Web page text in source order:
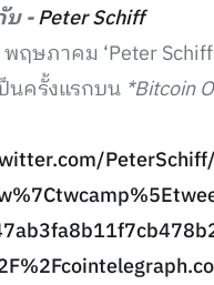
บ -Peter Schiff
ฤษภาคม ‘Peter
ป็นครั้งแรกบน *Bitcoin